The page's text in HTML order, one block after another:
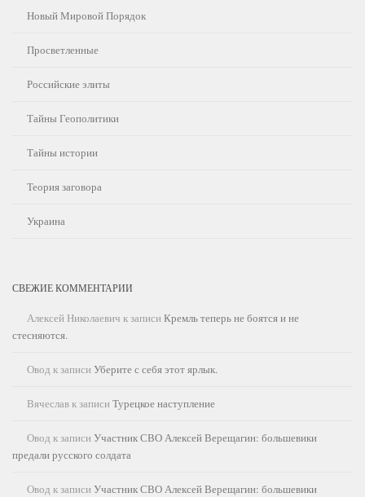
Новый Мировой Порядок
Просветленные
Российские элиты
Тайны Геополитики
Тайны истории
Теория заговора
Украина
СВЕЖИЕ КОММЕНТАРИИ
Алексей Николаевич к записи Кремль теперь не боятся и не
стесняются.
Овод к записи Уберите с себя этот ярлык.
Вячеславк записи Турецкое наступление
Овод к записи Участник СВО Алексей Верещагин: большевики
предали русского солдата
Овод к записи Участник СВО Алексей Верещагин: большевики